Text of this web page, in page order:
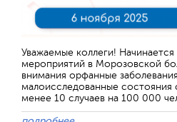
Уважаемые коллеги!
мероприятий в Морозовской
внимания орфанные
малоисследованные
менее 10 случаев на 100 000